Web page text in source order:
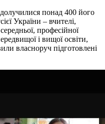
понад 400 його
України – вчителі,
середньої, професійної
і вищої освіти,
власноруч підготовлені